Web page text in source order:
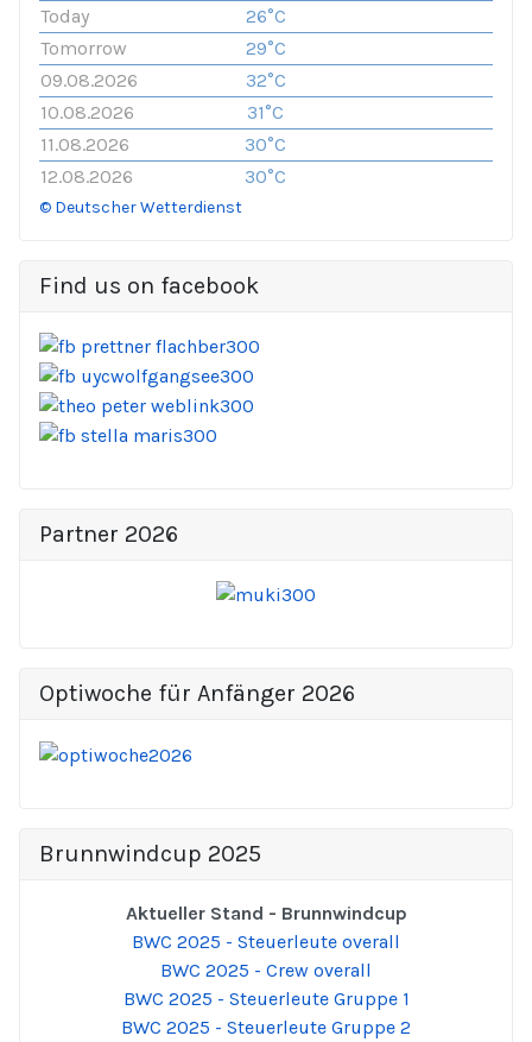
Today
26°C
Tomorrow
29°C
09.08.2026
32°C
10.08.2026
31°C
11.08.2026
30°C
12.08.2026
30°C
© Deutscher Wetterdienst
Find us on facebook
Partner 2026
Optiwoche für Anfänger 2026
Brunnwindcup 2025
Aktueller Stand - Brunnwindcup
BWC 2025 - Steuerleute overall
BWC 2025 - Crew overall
BWC 2025 - Steuerleute Gruppe 1
BWC 2025 - Steuerleute Gruppe 2